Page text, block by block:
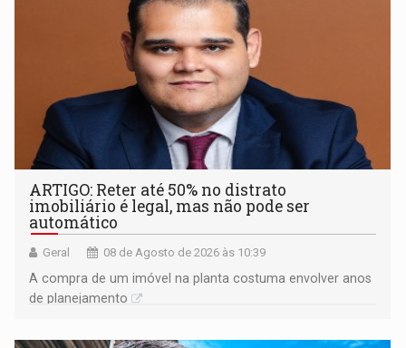
ARTIGO: Reter até 50% no distrato
imobiliário é legal, mas não pode ser
automático
Geral 08 de Agosto de 2026 às 10:39
A compra de um imóvel na planta costuma envolver anos
de planejamento